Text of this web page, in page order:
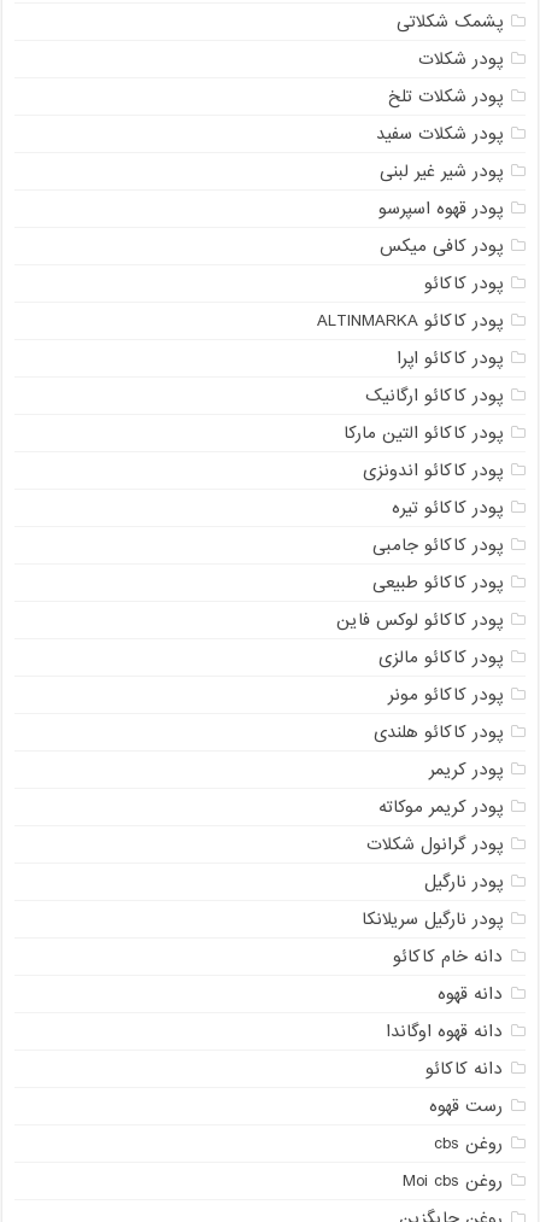
پشمک شکلاتی
پودر شکلات
پودر شکلات تلخ
پودر شکلات سفید
پودر شیر غیر لبنی
پودر قهوه اسپرسو
پودر کافی میکس
پودر کاکائو
پودر کاکائو ALTINMARKA
پودر کاکائو اپرا
پودر کاکائو ارگانیک
پودر کاکائو التین مارکا
پودر کاکائو اندونزی
پودر کاکائو تیره
پودر کاکائو جامبی
پودر کاکائو طبیعی
پودر کاکائو لوکس فاین
پودر کاکائو مالزی
پودر کاکائو مونر
پودر کاکائو هلندی
پودر کریمر
پودر کریمر موکاته
پودر گرانول شکلات
پودر نارگیل
پودر نارگیل سریلانکا
دانه خام کاکائو
دانه قهوه
دانه قهوه اوگاندا
دانه کاکائو
رست قهوه
روغن cbs
روغن Moi cbs